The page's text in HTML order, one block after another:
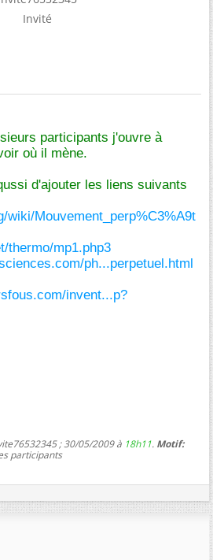
Invité
participants j'ouvre à
où il mène.
d'ajouter les liens suivants
wiki/Mouvement_perp%C3%A9t
thermo/mp1.php3
ph...perpetuel.html
invent...p?
; 30/05/2009 à 18h11. Motif:
participants